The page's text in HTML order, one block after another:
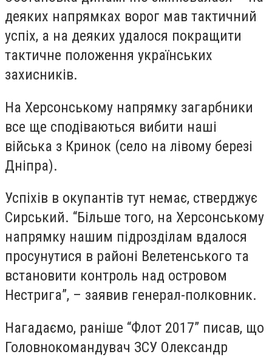
деяких напрямках ворог мав тактичний
успіх, а на деяких удалося покращити
тактичне положення українських
захисників.
На Херсонському напрямку загарбники
все ще сподіваються вибити наші
війська з Кринок (село на лівому березі
Дніпра).
Успіхів в окупантів тут немає, стверджує
Сирський. “Більше того, на Херсонському
напрямку нашим підрозділам вдалося
просунутися в районі Велетенського та
встановити контроль над островом
Нестрига”, – заявив генерал-полковник.
Нагадаємо, раніше “Флот 2017” писав, що
Головнокомандувач ЗСУ Олександр